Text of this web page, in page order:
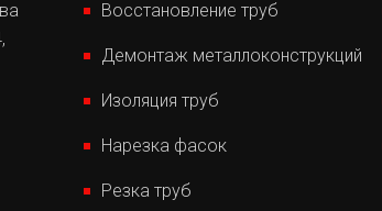
Восстановление труб
Демонтаж металлоконструкций
Изоляция труб
Нарезка фасок
Резка труб